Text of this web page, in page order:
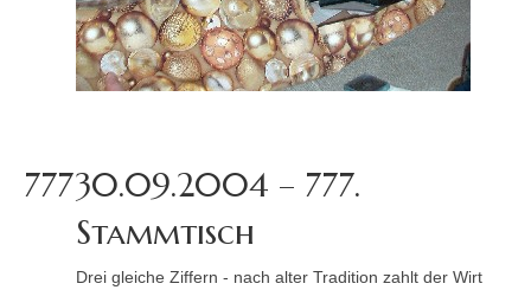
77730.09.2004 – 777.
Stammtisch
Drei gleiche Ziffern - nach alter Tradition zahlt der Wirt